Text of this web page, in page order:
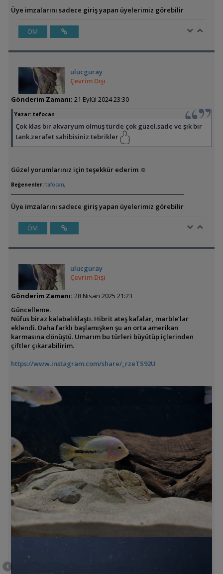
Üye imzalarını sadece giriş yapan üyelerimiz görebilir
ÖM
ulucguray
Çevrim Dışı
Gönderim Zamanı: 21 Eylül 2024 23:30
Yazar: tafocan
Çok klas bir akvaryum olmuş türde çok güzel.sade ve şık bir
tank.zerafet sahibisiniz tebrikler
Güzel yorumlarınız için teşekkür ederim ☺
Beğenenler: tafocan,
Üye imzalarını sadece giriş yapan üyelerimiz görebilir
ÖM
ulucguray
Çevrim Dışı
Gönderim Zamanı: 28 Nisan 2025 21:23
Güncelleme.
Nüfus biraz kalabalıklaştı. Hibrit ateş kafalar, marble’lar
eklendi. Daha farklı başlamışken şu an orta amerikan
karmasına dönüştü. Umarım bu türleri büyütüp içlerinden
çiftler çıkarabilirim.
https://www.instagram.com/share/_rzeTS92U